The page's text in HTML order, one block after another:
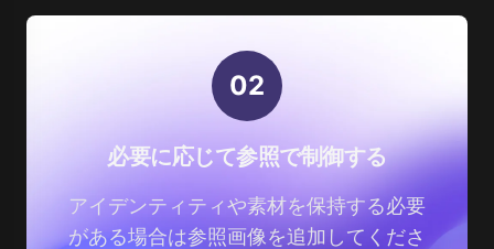
02
必要に応じて参照で制御する
アイデンティティや素材を保持する必要
がある場合は参照画像を追加してくださ